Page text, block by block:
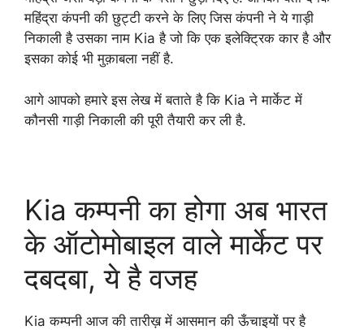
महिंद्रा कंपनी की छुट्टी करने के लिए जिस कंपनी ने ये गाड़ी
निकाली है उसका नाम Kia है जो कि एक इलेक्ट्रिक कार है और
इसका कोई भी मुक़ाबला नहीं है.
आगे आपको हमारे इस लेख में बताते है कि Kia ने मार्केट में
कौनसी गाड़ी निकाली की पूरी तैयारी कर ली है.
Kia कम्पनी का होगा अब भारत
के ऑटोमोबाइल वाले मार्केट पर
दबदबा, ये है वजह
Kia कम्पनी आज की तारीख़ में आसमान की ऊँचाइयों पर है